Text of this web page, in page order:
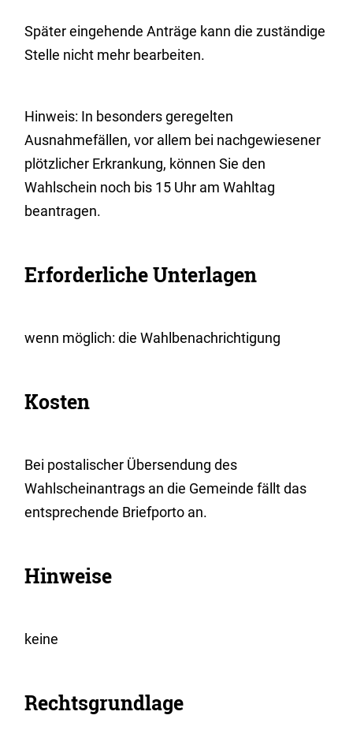
Später eingehende Anträge kann die zuständige
Stelle nicht mehr bearbeiten.
Hinweis: In besonders geregelten
Ausnahmefällen, vor allem bei nachgewiesener
plötzlicher Erkrankung, können Sie den
Wahlschein noch bis 15 Uhr am Wahltag
beantragen.
Erforderliche Unterlagen
wenn möglich: die Wahlbenachrichtigung
Kosten
Bei postalischer Übersendung des
Wahlscheinantrags an die Gemeinde fällt das
entsprechende Briefporto an.
Hinweise
keine
Rechtsgrundlage